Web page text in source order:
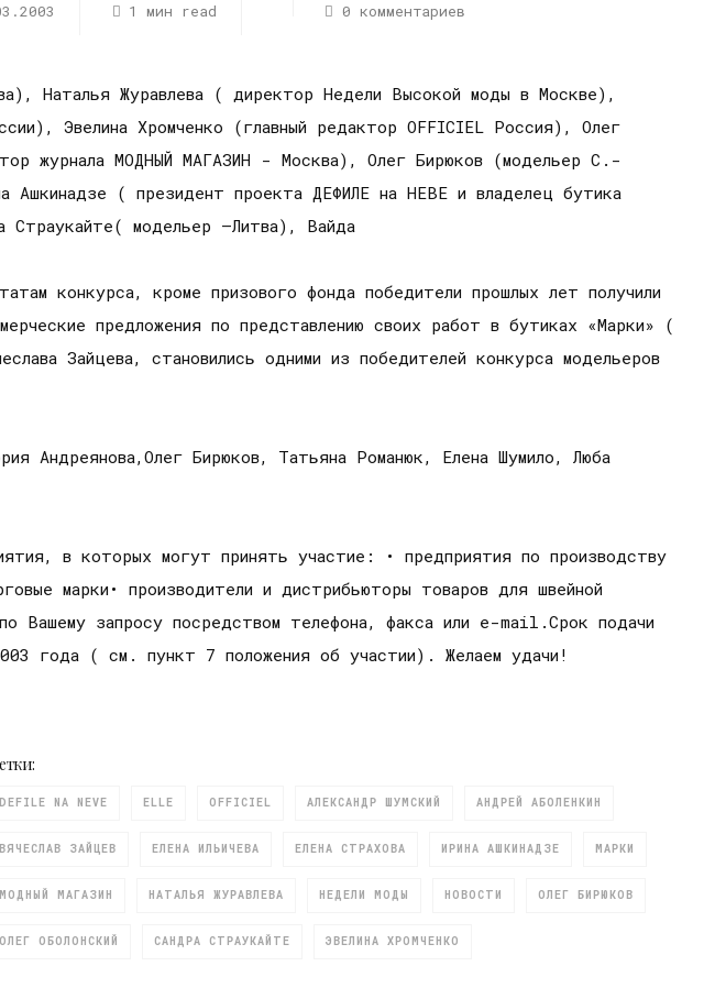
1 мин read 0 комментариев
Наталья Журавлева ( директор Недели Высокой моды в Москве),
Эвелина Хромченко (главный редактор OFFICIEL Россия), Олег
журнала МОДНЫЙ МАГАЗИН - Москва), Олег Бирюков (модельер С.-
( президент проекта ДЕФИЛЕ на НЕВЕ и владелец бутика
модельер –Литва), Вайда
конкурса, кроме призового фонда победители прошлых лет получили
предложения по представлению своих работ в бутиках «Марки» (
Зайцева, становились одними из победителей конкурса модельеров
Андреянова,Олег Бирюков, Татьяна Романюк, Елена Шумило, Люба
в которых могут принять участие: • предприятия по производству
марки• производители и дистрибьюторы товаров для швейной
Вашему запросу посредством телефона, факса или e-mail.Срок подачи
года ( см. пункт 7 положения об участии). Желаем удачи!
DEFILE NA NEVE ELLE OFFICIEL АЛЕКСАНДР ШУМСКИЙ АНДРЕЙ АБОЛЕНКИН
ВЯЧЕСЛАВ ЗАЙЦЕВ ЕЛЕНА ИЛЬИЧЕВА ЕЛЕНА СТРАХОВА ИРИНА АШКИНАДЗЕ МАРКИ
МОДНЫЙ МАГАЗИН НАТАЛЬЯ ЖУРАВЛЕВА НЕДЕЛИ МОДЫ НОВОСТИ ОЛЕГ БИРЮКОВ
ОЛЕГ ОБОЛОНСКИЙ САНДРА СТРАУКАЙТЕ ЭВЕЛИНА ХРОМЧЕНКО